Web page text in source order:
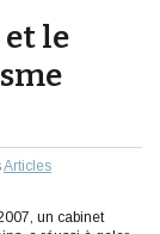
le
Articles
un cabinet